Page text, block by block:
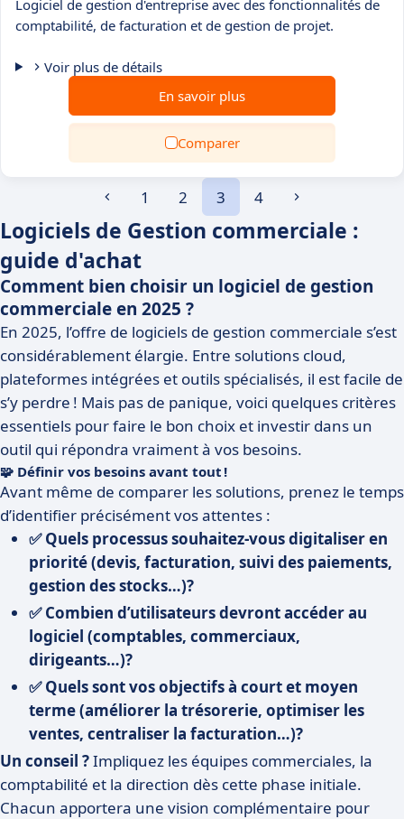
Logiciel de gestion d'entreprise avec des fonctionnalités de
comptabilité, de facturation et de gestion de projet.
Voir plus de détails
En savoir plus
Comparer
1 2 3 4
Logiciels de Gestion commerciale :
guide d'achat
Comment bien choisir un logiciel de gestion
commerciale en 2025 ?
En 2025, l’offre de logiciels de gestion commerciale s’est
considérablement élargie. Entre solutions cloud,
plateformes intégrées et outils spécialisés, il est facile de
s’y perdre ! Mais pas de panique, voici quelques critères
essentiels pour faire le bon choix et investir dans un
outil qui répondra vraiment à vos besoins.
🧩 Définir vos besoins avant tout !
Avant même de comparer les solutions, prenez le temps
d’identifier précisément vos attentes :
✅ Quels processus souhaitez-vous digitaliser en
priorité (devis, facturation, suivi des paiements,
gestion des stocks…)?
✅ Combien d’utilisateurs devront accéder au
logiciel (comptables, commerciaux,
dirigeants…)?
✅ Quels sont vos objectifs à court et moyen
terme (améliorer la trésorerie, optimiser les
ventes, centraliser la facturation…)?
Un conseil ?Impliquez les équipes commerciales, la
comptabilité et la direction dès cette phase initiale.
Chacun apportera une vision complémentaire pour